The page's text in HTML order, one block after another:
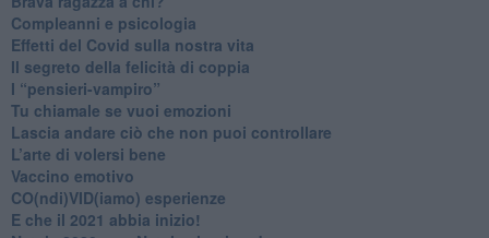
​Compleanni e psicologia
Effetti del Covid sulla nostra vita
Il segreto della felicità di coppia
​I “pensieri-vampiro”
​Tu chiamale se vuoi emozioni
​Lascia andare ciò che non puoi controllare
L’arte di volersi bene
​Vaccino emotivo
CO(ndi)VID(iamo) esperienze
​E che il 2021 abbia inizio!